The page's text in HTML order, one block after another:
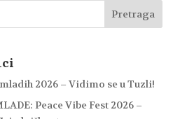
2026 – Vidimo se u Tuzli!
Peace Vibe Fest 2026 –